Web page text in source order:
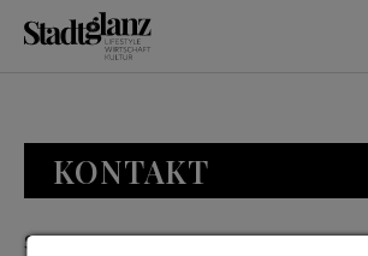
KONTAKT
Stadtglanz / mediaworld GmbH